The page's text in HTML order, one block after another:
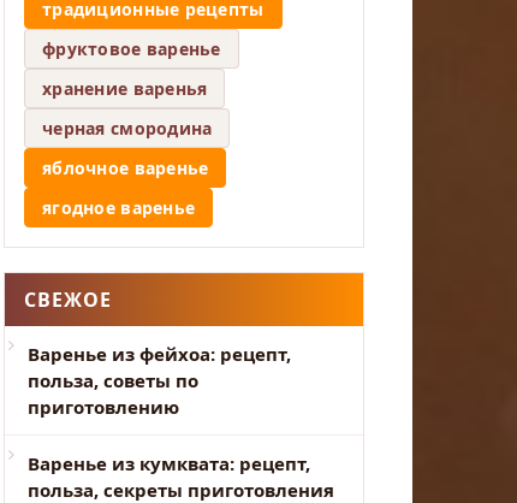
традиционные рецепты
фруктовое варенье
хранение варенья
черная смородина
яблочное варенье
ягодное варенье
СВЕЖОЕ
Варенье из фейхоа: рецепт,
польза, советы по
приготовлению
Варенье из кумквата: рецепт,
польза, секреты приготовления